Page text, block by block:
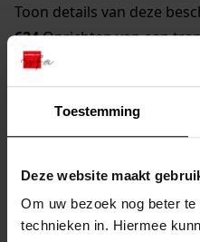
Toestemming
Deze website maakt
Om uw bezoek nog beter
technieken in. Hiermee
Toon details van deze
624Oprichten van een
Toon details van deze
625Verbouwen van een
worden gebruikt als
Toon details van deze
Toon details van deze
627Veranderen woning,